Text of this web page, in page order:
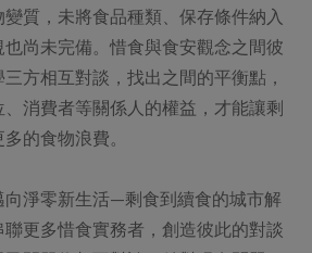
質，未將食品種類、保存條件納入
尚未完備。惜食與食安觀念之間彼
方相互對談，找出之間的平衡點，
消費者等關係人的權益，才能讓剩
的食物浪費。
向淨零新生活—剩食到續食的城市解
更多惜食實務者，創造彼此的對談